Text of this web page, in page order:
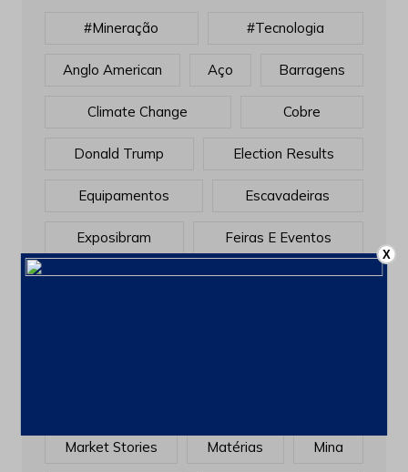
#mineração #tecnologia
Anglo American Aço Barragens
Climate Change Cobre
Donald Trump Election Results
Equipamentos Escavadeiras
Exposibram Feiras E Eventos
FERRO Filtragem Flat Earth
Market Stories Matérias Mina
X